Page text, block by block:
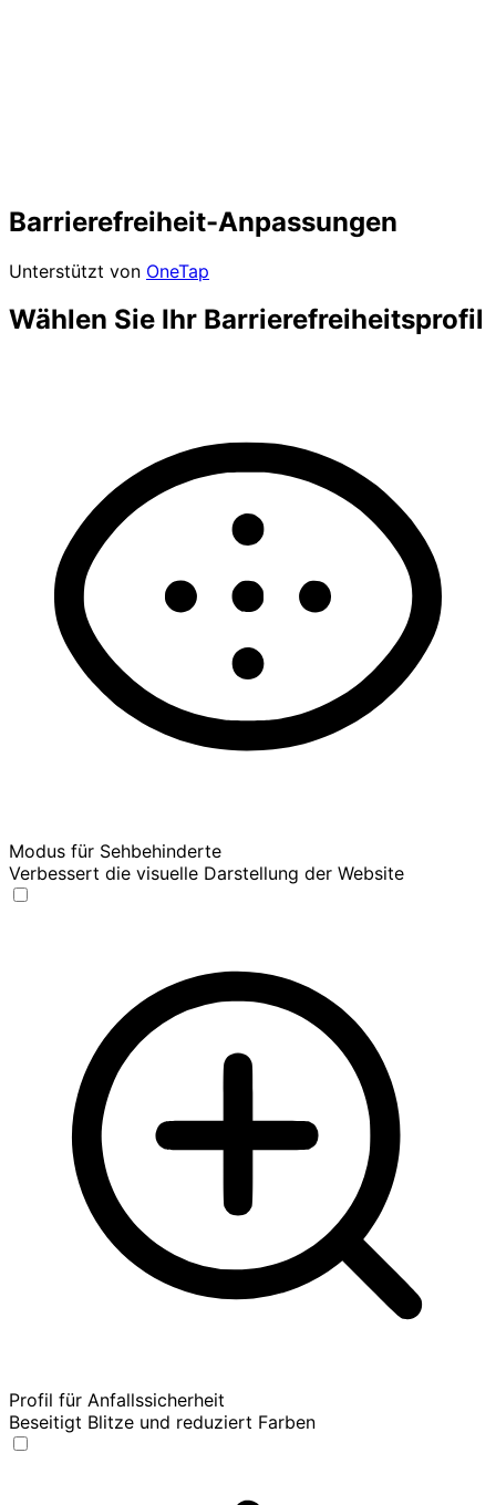
Barrierefreiheit-Anpassungen
Unterstützt von OneTap
Wählen Sie Ihr Barrierefreiheitsprofil
Modus für Sehbehinderte
Verbessert die visuelle Darstellung der Website
Profil für Anfallssicherheit
Beseitigt Blitze und reduziert Farben